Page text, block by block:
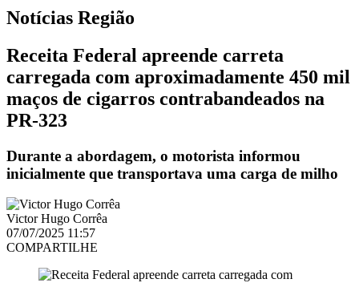
Notícias Região
Receita Federal apreende carreta
carregada com aproximadamente 450 mil
maços de cigarros contrabandeados na
PR-323
Durante a abordagem, o motorista informou
inicialmente que transportava uma carga de milho
Victor Hugo Corrêa
07/07/2025 11:57
COMPARTILHE